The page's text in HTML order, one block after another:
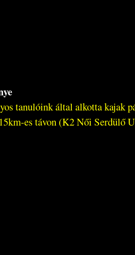
tanulóink által alkotta kajak
es távon (K2 Női